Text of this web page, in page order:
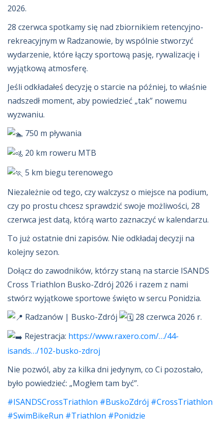
2026.
28 czerwca spotkamy się nad zbiornikiem retencyjno-
rekreacyjnym w Radzanowie, by wspólnie stworzyć
wydarzenie, które łączy sportową pasję, rywalizację i
wyjątkową atmosferę.
Jeśli odkładałeś decyzję o starcie na później, to właśnie
nadszedł moment, aby powiedzieć „tak” nowemu
wyzwaniu.
750 m pływania
20 km roweru MTB
5 km biegu terenowego
Niezależnie od tego, czy walczysz o miejsce na podium,
czy po prostu chcesz sprawdzić swoje możliwości, 28
czerwca jest datą, którą warto zaznaczyć w kalendarzu.
To już ostatnie dni zapisów. Nie odkładaj decyzji na
kolejny sezon.
Dołącz do zawodników, którzy staną na starcie ISANDS
Cross Triathlon Busko-Zdrój 2026 i razem z nami
stwórz wyjątkowe sportowe święto w sercu Ponidzia.
Radzanów | Busko-Zdrój
28 czerwca 2026 r.
Rejestracja: https://www.raxero.com/…/44-
isands…/102-busko-zdroj
Nie pozwól, aby za kilka dni jedynym, co Ci pozostało,
było powiedzieć: „Mogłem tam być”.
#ISANDSCrossTriathlon #BuskoZdrój #CrossTriathlon
#SwimBikeRun #Triathlon #Ponidzie